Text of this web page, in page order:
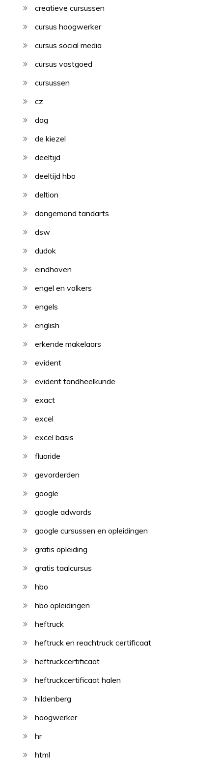
creatieve cursussen
cursus hoogwerker
cursus social media
cursus vastgoed
cursussen
cz
dag
de kiezel
deeltijd
deeltijd hbo
deltion
dongemond tandarts
dsw
dudok
eindhoven
engel en volkers
engels
english
erkende makelaars
evident
evident tandheelkunde
exact
excel
excel basis
fluoride
gevorderden
google
google adwords
google cursussen en opleidingen
gratis opleiding
gratis taalcursus
hbo
hbo opleidingen
heftruck
heftruck en reachtruck certificaat
heftruckcertificaat
heftruckcertificaat halen
hildenberg
hoogwerker
hr
html